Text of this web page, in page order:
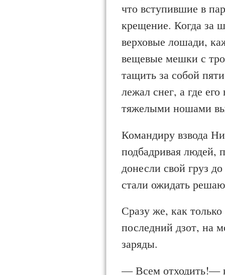
что вступившие в
крещение. Когда за
верховые лошади,
вещевые мешки с
тащить за собой
лежал снег, а где
тяжелыми ношами
Командиру взвода
подбадривая
донесли свой груз
стали ожидать
Сразу же, как только
последний дзот, на
заряды.
— Всем отходить!—